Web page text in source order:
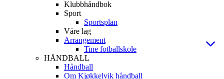
Klubbhåndbok
Sport
Sportsplan
Våre lag
Arrangement
Tine fotballskole
HÅNDBALL
Håndball
Om Kjøkkelvik håndball